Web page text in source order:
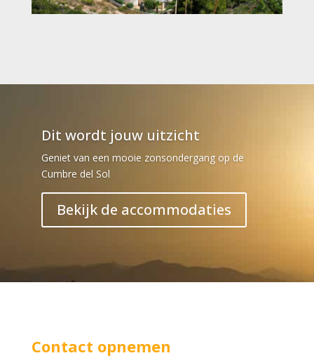
Dit wordt jouw uitzicht
Geniet van een mooie zonsondergang op de
Cumbre del Sol
Bekijk de accommodaties
Contact opnemen